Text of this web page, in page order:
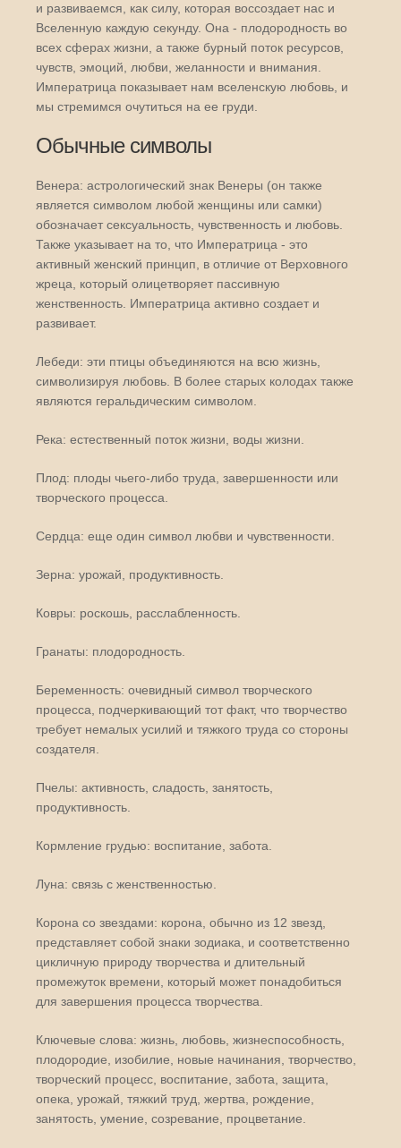
и развиваемся, как силу, которая воссоздает нас и
Вселенную каждую секунду. Она - плодородность во
всех сферах жизни, а также бурный поток ресурсов,
чувств, эмоций, любви, желанности и внимания.
Императрица показывает нам вселенскую любовь, и
мы стремимся очутиться на ее груди.
Обычные символы
Венера: астрологический знак Венеры (он также
является символом любой женщины или самки)
обозначает сексуальность, чувственность и любовь.
Также указывает на то, что Императрица - это
активный женский принцип, в отличие от Верховного
жреца, который олицетворяет пассивную
женственность. Императрица активно создает и
развивает.
Лебеди: эти птицы объединяются на всю жизнь,
символизируя любовь. В более старых колодах также
являются геральдическим символом.
Река: естественный поток жизни, воды жизни.
Плод: плоды чьего-либо труда, завершенности или
творческого процесса.
Сердца: еще один символ любви и чувственности.
Зерна: урожай, продуктивность.
Ковры: роскошь, расслабленность.
Гранаты: плодородность.
Беременность: очевидный символ творческого
процесса, подчеркивающий тот факт, что творчество
требует немалых усилий и тяжкого труда со стороны
создателя.
Пчелы: активность, сладость, занятость,
продуктивность.
Кормление грудью: воспитание, забота.
Луна: связь с женственностью.
Корона со звездами: корона, обычно из 12 звезд,
представляет собой знаки зодиака, и соответственно
цикличную природу творчества и длительный
промежуток времени, который может понадобиться
для завершения процесса творчества.
Ключевые слова: жизнь, любовь, жизнеспособность,
плодородие, изобилие, новые начинания, творчество,
творческий процесс, воспитание, забота, защита,
опека, урожай, тяжкий труд, жертва, рождение,
занятость, умение, созревание, процветание.